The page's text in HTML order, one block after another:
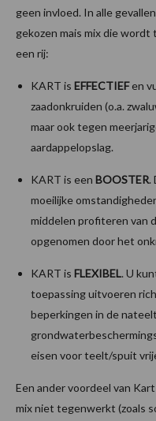
geen invloed. In alle
gekozen mais mix die
een rij:
KART is EFFECTIEFen
zaadonkruiden (o.a.
maar ook tegen
aardappelopslag.
KART is een BOOSTER.
moeilijke
middelen profiteren van
opgenomen door het
KART is FLEXIBEL. U
toepassing uitvoeren
beperkingen in de
eisen voor teelt/spuit
Een ander voordeel van
mix niet tegenwerkt (zoals